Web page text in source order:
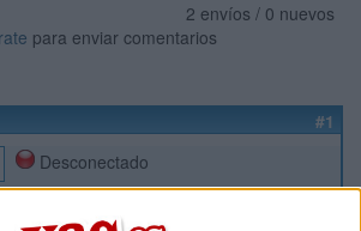
2 envíos / 0 nuevos
para enviar comentarios
#1
Desconectado